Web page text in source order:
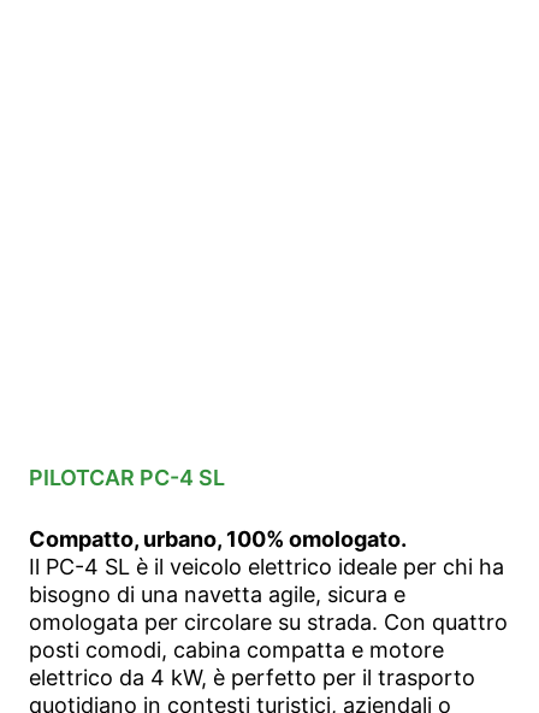
PILOTCAR PC-4 SL
Compatto, urbano, 100% omologato.
Il PC-4 SL è il veicolo elettrico ideale per chi ha
bisogno di una navetta agile, sicura e
omologata per circolare su strada. Con quattro
posti comodi, cabina compatta e motore
elettrico da 4 kW, è perfetto per il trasporto
quotidiano in contesti turistici, aziendali o